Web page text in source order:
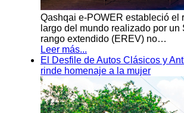
Qashqai e-POWER estableció el
largo del mundo realizado por
rango extendido (EREV) no…
Leer más...
El Desfile de Autos Clásicos y
rinde homenaje a la mujer